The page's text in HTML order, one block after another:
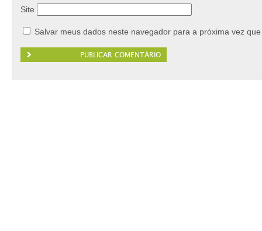
Site
Salvar meus dados neste navegador para a próxima vez